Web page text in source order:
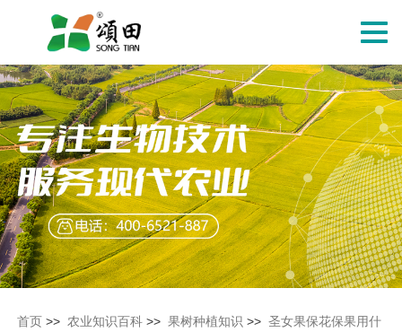
切
导
航
首页 >> 农业知识百科 >> 果树种植知识 >> 圣女果保花保果用什